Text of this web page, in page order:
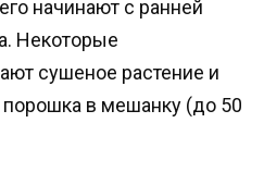
начинают с ранней
Некоторые
сушеное растение и
в мешанку (до 50